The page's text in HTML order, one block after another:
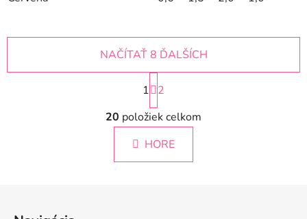
O
v
l
á
d
NAČÍTAŤ 8 ĎALŠÍCH
S
t
r
á
n
k
1
2
20 položiek celkom
HORE